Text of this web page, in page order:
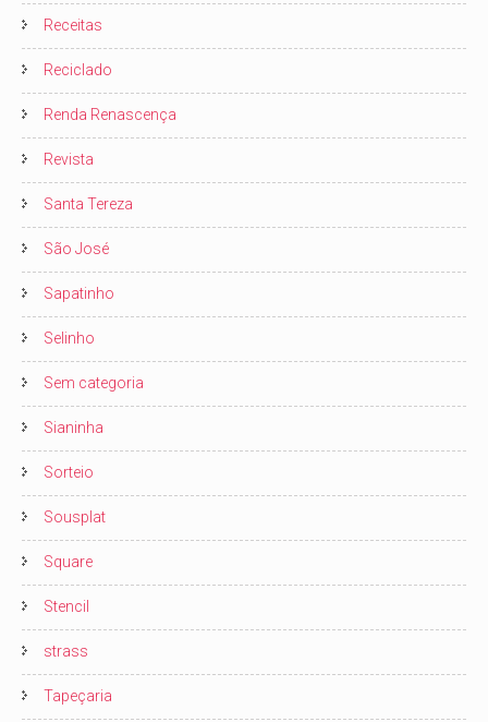
Receitas
Reciclado
Renda Renascença
Revista
Santa Tereza
São José
Sapatinho
Selinho
Sem categoria
Sianinha
Sorteio
Sousplat
Square
Stencil
strass
Tapeçaria